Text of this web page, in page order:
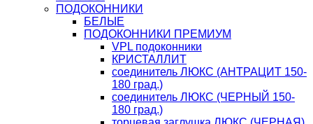
ПОДОКОННИКИ
БЕЛЫЕ
ПОДОКОННИКИ ПРЕМИУМ
VPL подоконники
КРИСТАЛЛИТ
соединитель ЛЮКС (АНТРАЦИТ 150-
180 град.)
соединитель ЛЮКС (ЧЕРНЫЙ 150-
180 град.)